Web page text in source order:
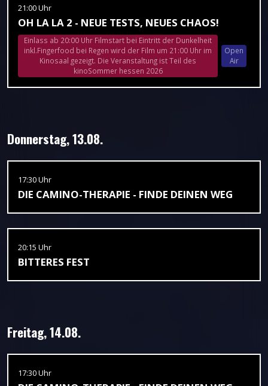
21:00 Uhr
OH LA LA 2 - NEUE TESTS, NEUES CHAOS!
Einlass ab 20:00 Uhr Filmstart bei Eintritt der Dunkelheit
inkl.Fingerfood bei Regen wird der Film um 21:00 Uhr im
Kinosaal gezeigt. Die Veranstaltung ist Teil des
kinoSommer hessen 2026
Open
Air
Donnerstag, 13.08.
17:30 Uhr
DIE CAMINO-THERAPIE - FINDE DEINEN WEG
20:15 Uhr
BITTERES FEST
Freitag, 14.08.
17:30 Uhr